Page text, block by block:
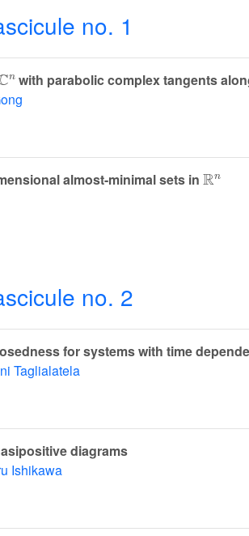
no. 1
with parabolic complex tangents
almost-minimal sets in
no. 2
for systems with time
Taglialatela
diagrams
Ishikawa